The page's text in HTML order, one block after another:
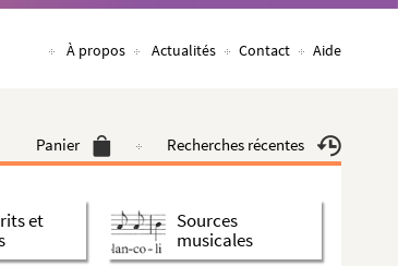
À propos Actualités Contact Aide
Panier Recherches récentes
et
Sources
musicales